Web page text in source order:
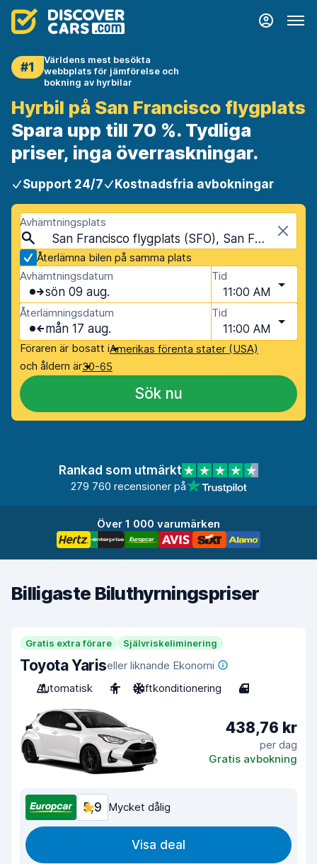
#1
Världens mest besökta
webbplats för jämförelse och
bokning av hyrbilar
Hyrbil på San Francisco flygplats
Spara upp till 70 %. Tydliga
priser, inga överraskningar.
Support 24/7 Kostnadsfria avbokningar
Avhämtningsplats
San Francisco flygplats (SFO), San Francisco, USA - Kalifornien
Återlämna bilen på samma plats
Avhämtningsdatum
sön 09 aug.
Tid
11:00 AM
Återlämningsdatum
mån 17 aug.
Tid
11:00 AM
Föraren är bosatt iAmerikas förenta stater (USA)
och åldern är30-65
Sök nu
Rankad som utmärkt
279 760 recensioner på
Över 1 000 varumärken
Billigaste Biluthyrningspriser
Gratis extra förare Självriskeliminering
Toyota Yariseller liknande Ekonomi
Automatisk
4 Luftkonditionering 4
438,76 kr
per dag
Gratis avbokning
5,9 Mycket dålig
Visa deal